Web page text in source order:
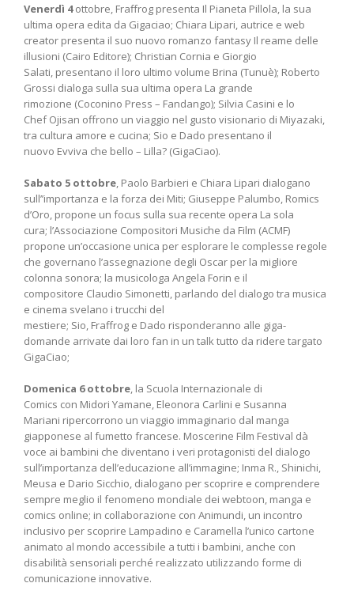
Venerdì 4ottobre, Fraffrog presenta Il Pianeta Pillola, la sua
ultima opera edita da Gigaciao; Chiara Lipari, autrice e web
creator presenta il suo nuovo romanzo fantasy Il reame delle
illusioni (Cairo Editore); Christian Cornia e Giorgio
Salati, presentano il loro ultimo volume Brina (Tunuè); Roberto
Grossi dialoga sulla sua ultima opera La grande
rimozione (Coconino Press – Fandango); Silvia Casini e lo
Chef Ojisan offrono un viaggio nel gusto visionario di Miyazaki,
tra cultura amore e cucina; Sio e Dado presentano il
nuovo Evviva che bello – Lilla? (GigaCiao).
Sabato 5 ottobre, Paolo Barbieri e Chiara Lipari dialogano
sull’’importanza e la forza dei Miti; Giuseppe Palumbo, Romics
d’Oro, propone un focus sulla sua recente opera La sola
cura; l’Associazione Compositori Musiche da Film (ACMF)
propone un’occasione unica per esplorare le complesse regole
che governano l’assegnazione degli Oscar per la migliore
colonna sonora; la musicologa Angela Forin e il
compositore Claudio Simonetti, parlando del dialogo tra musica
e cinema svelano i trucchi del
mestiere; Sio, Fraffrog e Dado risponderanno alle giga-
domande arrivate dai loro fan in un talk tutto da ridere targato
GigaCiao;
Domenica 6 ottobre, la Scuola Internazionale di
Comics con Midori Yamane, Eleonora Carlini e Susanna
Mariani ripercorrono un viaggio immaginario dal manga
giapponese al fumetto francese. Moscerine Film Festival dà
voce ai bambini che diventano i veri protagonisti del dialogo
sull’importanza dell’educazione all’immagine; Inma R., Shinichi,
Meusa e Dario Sicchio, dialogano per scoprire e comprendere
sempre meglio il fenomeno mondiale dei webtoon, manga e
comics online; in collaborazione con Animundi, un incontro
inclusivo per scoprire Lampadino e Caramella l’unico cartone
animato al mondo accessibile a tutti i bambini, anche con
disabilità sensoriali perché realizzato utilizzando forme di
comunicazione innovative.